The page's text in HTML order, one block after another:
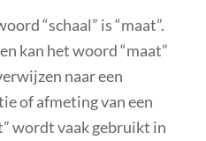
“schaal” is “maat”.
kan het woord “maat”
naar een
of afmeting van een
wordt vaak gebruikt in